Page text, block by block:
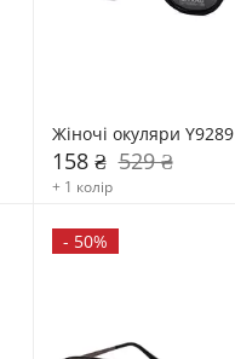
Жіночі окуляри Y9289
158 ₴ 529 ₴
+ 1 колір
- 50%